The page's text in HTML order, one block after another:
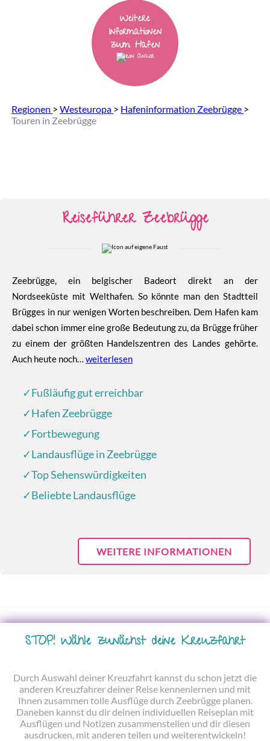
Weitere
Informationen
zum Hafen
Regionen >Westeuropa > Hafeninformation Zeebrügge >
Touren in Zeebrügge
Reiseführer Zeebrügge
Zeebrügge, ein belgischer Badeort direkt an der
Nordseeküste mit Welthafen. So könnte man den Stadtteil
Brügges in nur wenigen Worten beschreiben. Dem Hafen kam
dabei schon immer eine große Bedeutung zu, da Brügge früher
zu einem der größten Handelszentren des Landes gehörte.
Auch heute noch…weiterlesen
✓Fußläufig gut erreichbar
✓Hafen Zeebrügge
✓Fortbewegung
✓Landausflüge in Zeebrügge
✓Top Sehenswürdigkeiten
✓Beliebte Landausflüge
WEITERE INFORMATIONEN
STOP! Wähle zunächst deine Kreuzfahrt
Durch Auswahl deiner Kreuzfahrt kannst du schon jetzt die
anderen Kreuzfahrer deiner Reise kennenlernen und mit
Ihnen zusammen tolle Ausflüge durch Zeebrügge planen.
Daneben kannst du dir deinen individuellen Reiseplan mit
Ausflügen und Notizen zusammenstellen und dir diesen
ausdrucken, mit anderen teilen und weiterentwickeln!